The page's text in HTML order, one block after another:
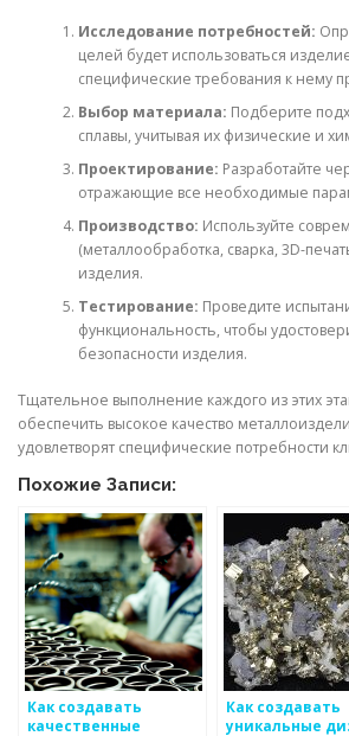
Исследование потребностей:
целей будет использоваться
специфические требования к нему
Выбор материала: Подберите
сплавы, учитывая их физические и
Проектирование: Разработайте
отражающие все необходимые
Производство: Используйте
(металлообработка, сварка, 3D-
изделия.
Тестирование: Проведите
функциональность, чтобы
безопасности изделия.
Тщательное выполнение каждого из этих
обеспечить высокое качество
удовлетворят специфические потребности
Похожие Записи:
Как создавать
качественные
Как создавать
уникальные